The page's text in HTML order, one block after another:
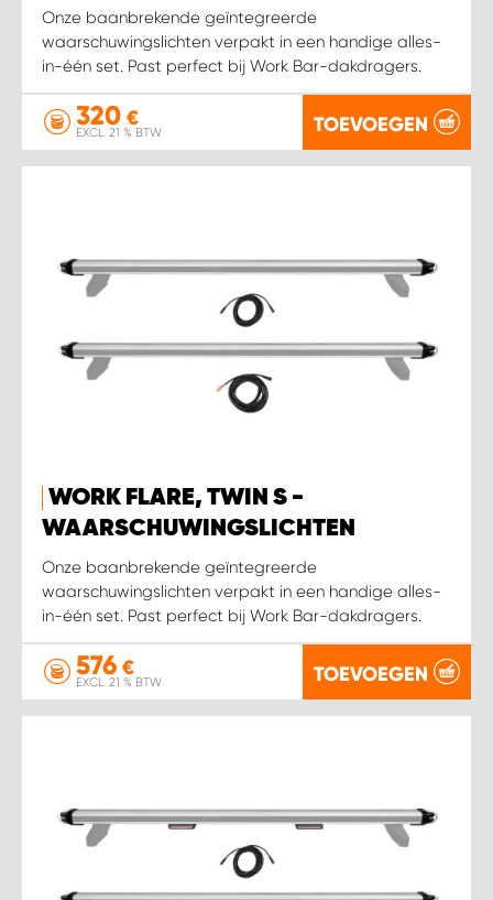
Onze baanbrekende geïntegreerde
waarschuwingslichten verpakt in een handige alles-
in-één set. Past perfect bij Work Bar-dakdragers.
320 €
EXCL. 21 % BTW TOEVOEGEN
WORK FLARE, TWIN S -
WAARSCHUWINGSLICHTEN
Onze baanbrekende geïntegreerde
waarschuwingslichten verpakt in een handige alles-
in-één set. Past perfect bij Work Bar-dakdragers.
576 €
EXCL. 21 % BTW TOEVOEGEN
WORK SYSTEM LOPIK AUTOSERVICE BENSCHOP
WORK SYSTEM LOPIK GARAGE STUIVENBERG
WORK SYSTEM NIEUWEGEIN
WORK SYSTEM OOSTERHOUT
WORK SYSTEM RIDDERKERK
WORK SYSTEM UITHOORN
WORK SYSTEM WILLEMSTAD
WORK SYSTEM ZIERIKZEE
WORK SYSTEM ZWARTEBROEK